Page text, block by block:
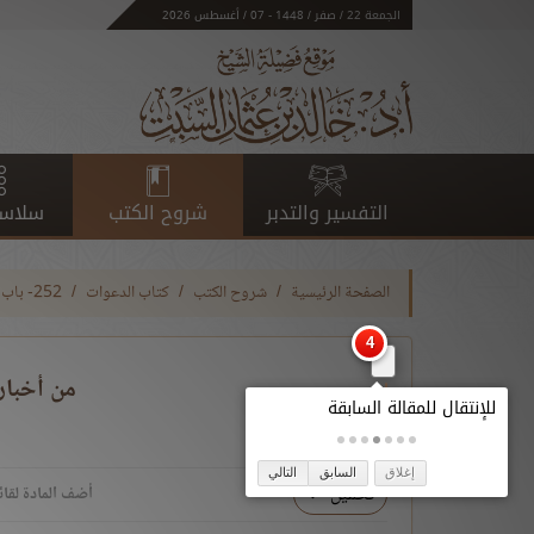
الجمعة 22 / صفر / 1448 - 07 / أغسطس 2026
التفسير والتدبر شروح الكتب
الصفحة الرئيسية شروح الكتب كتاب الدعوات 252- باب في مسائل من الدعاء
من
تحميل أضف المادة
إغلاق السابق التالي